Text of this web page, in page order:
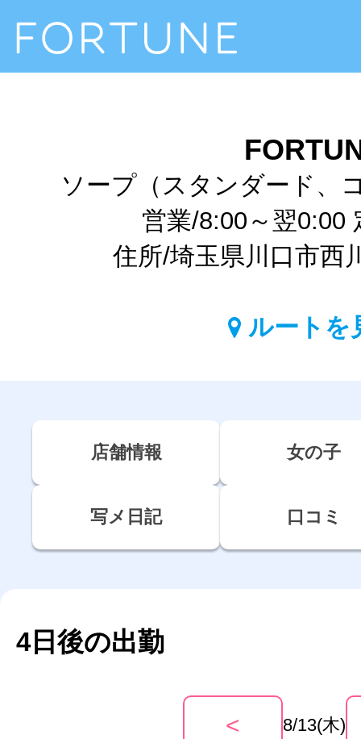
ソープ（スタンダード、
営業/8:00～翌0:00
住所/埼玉県川口市西
ルートを
店舗情報 女の子
写メ日記 口コミ
4日後の出勤
< 8/13(木)